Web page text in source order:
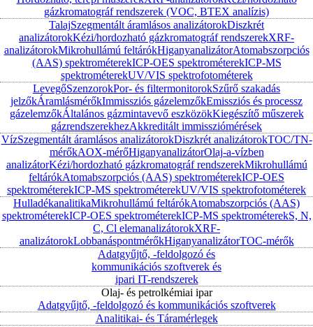
gázkromatográf rendszerek (VOC, BTEX analízis)
TalajSzegmentált áramlásos analizátorokDiszkrét
analizátorokKézi/hordozható gázkromatográf rendszerekXRF-
analizátorokMikrohullámú feltárókHiganyanalizátorAtomabszorpciós
(AAS) spektrométerekICP-OES spektrométerekICP-MS
spektrométerekUV/VIS spektrofotométerek
LevegőSzenzorokPor- és filtermonitorokSzűrő szakadás
jelzőkÁramlásmérőkImmissziós gázelemzőkEmissziós és processz
gázelemzőkÁltalános gázmintavevő eszközökKiegészítő műszerek
gázrendszerekhezAkkreditált immissziómérések
VízSzegmentált áramlásos analizátorokDiszkrét analizátorokTOC/TN-
mérőkAOX-mérőHiganyanalizátorOlaj-a-vízben
analizátorKézi/hordozható gázkromatográf rendszerekMikrohullámú
feltárókAtomabszorpciós (AAS) spektrométerekICP-OES
spektrométerekICP-MS spektrométerekUV/VIS spektrofotométerek
HulladékanalitikaMikrohullámú feltárókAtomabszorpciós (AAS)
spektrométerekICP-OES spektrométerekICP-MS spektrométerekS, N,
C, Cl elemanalizátorokXRF-
analizátorokLobbanáspontmérőkHiganyanalizátorTOC-mérők
Adatgyűjtő, -feldolgozó és
kommunikációs szoftverek és
ipari IT-rendszerek
Olaj- és petrolkémiai ipar
Adatgyűjtő, -feldolgozó és kommunikációs szoftverek
Analitikai- és Táramérlegek